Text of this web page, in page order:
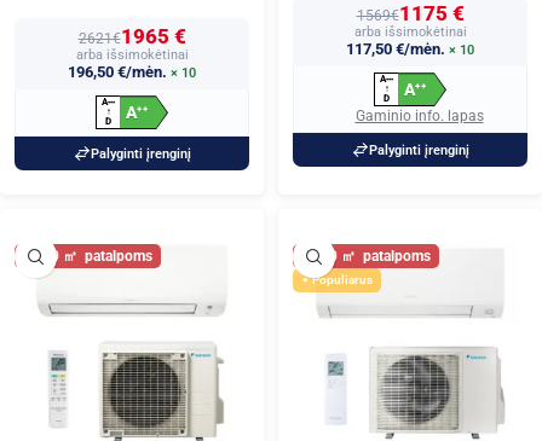
2621€1965 €
arba išsimokėtinai
196,50 €/mėn. × 10
A+++
↑
D
A++
Palyginti įrenginį
1569€1175 €
arba išsimokėtinai
117,50 €/mėn. × 10
A+++
↑
D
A++
Gaminio info. lapas
Palyginti įrenginį
50 50
Populiarus